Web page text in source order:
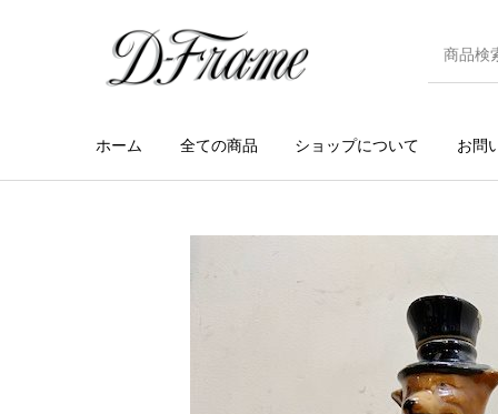
ホーム 全ての商品 ショップについて お問